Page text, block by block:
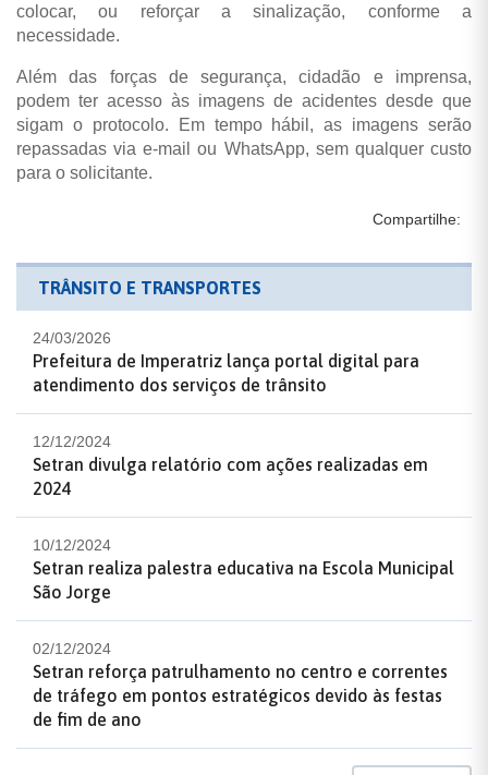
colocar, ou reforçar a sinalização, conforme a
necessidade.
Além das forças de segurança, cidadão e imprensa,
podem ter acesso às imagens de acidentes desde que
sigam o protocolo. Em tempo hábil, as imagens serão
repassadas via e-mail ou WhatsApp, sem qualquer custo
para o solicitante.
Compartilhe:
TRÂNSITO E TRANSPORTES
24/03/2026
Prefeitura de Imperatriz lança portal digital para
atendimento dos serviços de trânsito
12/12/2024
Setran divulga relatório com ações realizadas em
2024
10/12/2024
Setran realiza palestra educativa na Escola Municipal
São Jorge
02/12/2024
Setran reforça patrulhamento no centro e correntes
de tráfego em pontos estratégicos devido às festas
de fim de ano